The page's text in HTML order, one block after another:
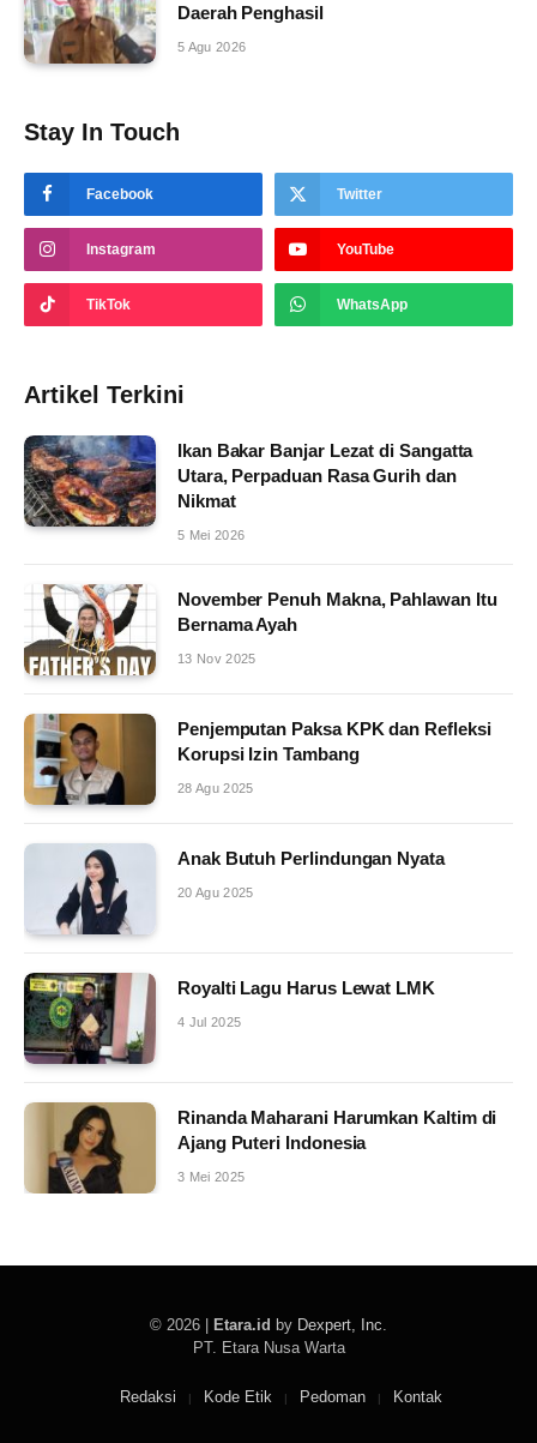
Daerah Penghasil
5 Agu 2026
Stay In Touch
Facebook Twitter
Instagram YouTube
TikTok WhatsApp
Artikel Terkini
Ikan Bakar Banjar Lezat di Sangatta
Utara, Perpaduan Rasa Gurih dan
Nikmat
5 Mei 2026
November Penuh Makna, Pahlawan Itu
Bernama Ayah
13 Nov 2025
Penjemputan Paksa KPK dan Refleksi
Korupsi Izin Tambang
28 Agu 2025
Anak Butuh Perlindungan Nyata
20 Agu 2025
Royalti Lagu Harus Lewat LMK
4 Jul 2025
Rinanda Maharani Harumkan Kaltim di
Ajang Puteri Indonesia
3 Mei 2025
© 2026 | Etara.id by Dexpert, Inc.
PT. Etara Nusa Warta
Redaksi Kode Etik Pedoman Kontak